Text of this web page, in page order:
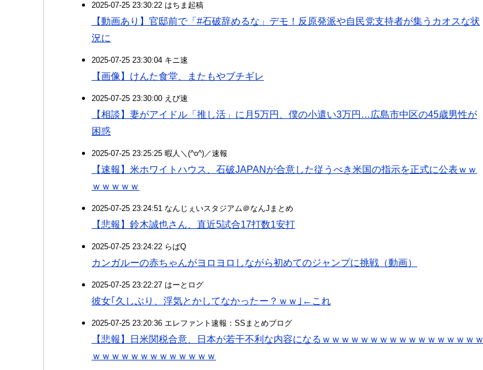
2025-07-25 23:30:22 はちま起稿
【動画あり】官邸前で「#石破辞めるな」デモ！反原発派や自民党支持者が集うカオスな状
況に
2025-07-25 23:30:04 キニ速
【画像】けんた食堂、またもやブチギレ
2025-07-25 23:30:00 えび速
【相談】妻がアイドル「推し活」に月5万円、僕の小遣い3万円…広島市中区の45歳男性が
困惑
2025-07-25 23:25:25 暇人＼(^o^)／速報
【速報】米ホワイトハウス、石破JAPANが合意した従うべき米国の指示を正式に公表ｗｗ
ｗｗｗｗｗ
2025-07-25 23:24:51 なんじぇいスタジアム＠なんJまとめ
【悲報】鈴木誠也さん、直近5試合17打数1安打
2025-07-25 23:24:22 らばQ
カンガルーの赤ちゃんがヨロヨロしながら初めてのジャンプに挑戦（動画）
2025-07-25 23:22:27 はーとログ
彼女｢久しぶり、浮気とかしてなかったー？ｗｗ｣←これ
2025-07-25 23:20:36 エレファント速報：SSまとめブログ
【悲報】日米関税合意、日本が若干不利な内容になるｗｗｗｗｗｗｗｗｗｗｗｗｗｗｗｗｗ
ｗｗｗｗｗｗｗｗｗｗｗｗｗ